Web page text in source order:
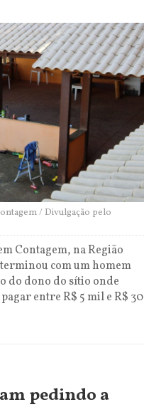
/ Divulgação pelo
Contagem, na Região
com um homem
do dono do sítio onde
entre R$ 5 mil e R$ 30
pedindo a